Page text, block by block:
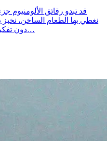
قد تبدو رقائق الألومنيوم
نغطي بها الطعام الساخن، نخبز
دون تفكير طويل. لكن ما لا يدركه الكثيرون…